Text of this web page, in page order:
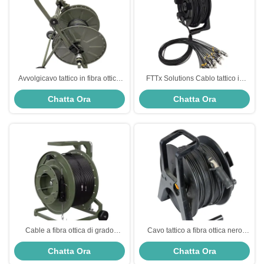
Avvolgicavo tattico in fibra ottica
LSZH Connettività FTTx migliorata
ISO ROHS
Chatta Ora
FTTx Solutions Cablo tattico in
fibra ottica Fibra tattica multimodo
con giacca in TPU in PVC LSZH
Chatta Ora
Cable a fibra ottica di grado
militare Tfoca Tactical Fiber Reel
per ambienti difficili
Chatta Ora
Cavo tattico a fibra ottica nero
assemblaggio CE ROHS ISO
Cavo tattico militare
Chatta Ora